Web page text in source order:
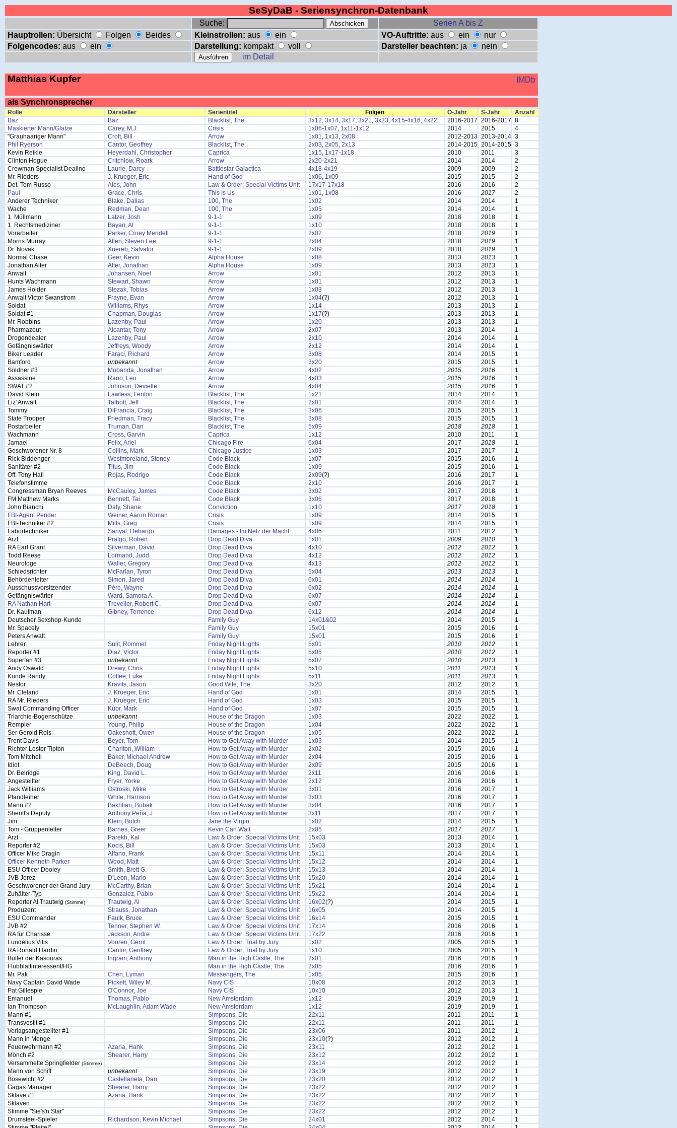
SeSyDaB - Seriensynchron-Datenbank
Suche:
Serien A bis Z
Hauptrollen: Übersicht Folgen Beides Kleinstrollen: aus ein VO-Auftritte: aus ein
nur
Folgencodes: aus ein Darstellung: kompakt voll Darsteller beachten: ja
nein
im Detail
Matthias Kupfer IMDb
als Synchronsprecher
Rolle Darsteller Serientitel Folgen O-Jahr S-Jahr
Anzahl
Baz
Baz Blacklist, The 3x12, 3x14, 3x17, 3x21, 3x23, 4x15-4x16, 4x22 2016-2017 2016-2017 8
Maskierter Mann/Glatze
Carey, M.J. Crisis 1x06-1x07, 1x11-1x12 2014 2015
4
"Grauhaariger Mann"
Croft, Bill Arrow 1x01, 1x13, 2x08 2012-2013 2013-2014 3
Phil Ryerson
Cantor, Geoffrey Blacklist, The 2x03, 2x05, 2x13 2014-2015 2014-2015 3
Kevin Reikle
Heyerdahl, Christopher Caprica 1x15, 1x17-1x18 2010 2011
3
Clinton Hogue
Critchlow, Roark Arrow 2x20-2x21 2014 2014
2
Crewman Specialist Dealino
Laurie, Darcy Battlestar Galactica 4x18-4x19 2009 2009
2
Mr. Rieders
J. Krueger, Eric Hand of God 1x06, 1x09 2015 2015
2
Det. Tom Russo
Ales, John Law & Order: Special Victims Unit 17x17-17x18 2016 2016
2
Paul
Grace, Chris This Is Us 1x01, 1x08 2016 2017
2
Anderer Techniker
Blake, Dalias 100, The 1x02 2014 2014
1
Wache
Redman, Dean 100, The 1x05 2014 2014
1
1. Müllmann
Latzer, Josh 9-1-1 1x09 2018 2018
1
1. Rechtsmediziner
Bayan, Al 9-1-1 1x10 2018 2018
1
Vorarbeiter
Parker, Corey Mendell 9-1-1 2x02 2018 2019
1
Morris Murray
Allen, Steven Lee 9-1-1 2x04 2018 2019
1
Dr. Novak
Xuereb, Salvator 9-1-1 2x09 2018 2019
1
Normal Chase
Geer, Kevin Alpha House 1x08 2013 2013
1
Jonathan Alter
Alter, Jonathan Alpha House 1x09 2013 2013
1
Anwalt
Johansen, Noel Arrow 1x01 2012 2013
1
Hunts Wachmann
Stewart, Shawn Arrow 1x01 2012 2013
1
James Holder
Slezak, Tobias Arrow 1x03 2012 2013
1
Anwalt Victor Swanstrom
Frayne, Evan Arrow 1x04(?) 2012 2013
1
Soldat
Williams, Rhys Arrow 1x14 2013 2013
1
Soldat #1
Chapman, Douglas Arrow 1x17(?) 2013 2013
1
Mr. Robbins
Lazenby, Paul Arrow 1x20 2013 2013
1
Pharmazeut
Alcantar, Tony Arrow 2x07 2013 2014
1
Drogendealer
Lazenby, Paul Arrow 2x10 2014 2014
1
Gefängniswärter
Jeffreys, Woody Arrow 2x12 2014 2014
1
Biker Leader
Faraci, Richard Arrow 3x08 2014 2015
1
Bamford
unbekannt Arrow 3x20 2015 2015
1
Söldner #3
Mubanda, Jonathan Arrow 4x02 2015 2016
1
Assassine
Rano, Leo Arrow 4x03 2015 2016
1
SWAT #2
Johnson, Devielle Arrow 4x04 2015 2016
1
David Klein
Lawless, Fenton Blacklist, The 1x21 2014 2014
1
Liz' Anwalt
Talbott, Jeff Blacklist, The 2x01 2014 2014
1
Tommy
DiFrancia, Craig Blacklist, The 3x06 2015 2015
1
State Trooper
Friedman, Tracy Blacklist, The 3x08 2015 2015
1
Postarbeiter
Truman, Dan Blacklist, The 5x09 2018 2018
1
Wachmann
Cross, Garvin Caprica 1x12 2010 2011
1
Jamael
Felix, Ariel Chicago Fire 6x04 2017 2018
1
Geschworener Nr. 8
Collins, Mark Chicago Justice 1x03 2017 2017
1
Rick Biddenger
Westmoreland, Stoney Code Black 1x07 2015 2016
1
Sanitäter #2
Titus, Jim Code Black 1x09 2015 2016
1
Off. Tony Hall
Rojas, Rodrigo Code Black 2x09(?) 2016 2017
1
Telefonstimme
Code Black 2x10 2016 2017
1
Congressman Bryan Reeves
McCauley, James Code Black 3x02 2017 2018
1
FM Matthew Marks
Bennett, Tai Code Black 3x06 2017 2018
1
John Bianchi
Daly, Shane Conviction 1x10 2017 2018
1
FBI-Agent Pender
Weiner, Aaron Roman Crisis 1x09 2014 2015
1
FBI-Techniker #2
Mills, Greg Crisis 1x09 2014 2015
1
Labortechniker
Sanyal, Debargo Damages - Im Netz der Macht 4x05 2011 2012
1
Arzt
Pralgo, Robert Drop Dead Diva 1x01 2009 2010
1
RA Earl Grant
Silverman, David Drop Dead Diva 4x10 2012 2012
1
Todd Reese
Lormand, Judd Drop Dead Diva 4x12 2012 2012
1
Neurologe
Waller, Gregory Drop Dead Diva 4x13 2012 2012
1
Schiedsrichter
McFarlan, Tyron Drop Dead Diva 5x04 2013 2013
1
Behördenleiter
Simon, Jared Drop Dead Diva 6x01 2014 2014
1
Ausschussvorsitzender
Pére, Wayne Drop Dead Diva 6x02 2014 2014
1
Gefängniswärter
Ward, Samora A. Drop Dead Diva 6x07 2014 2014
1
RA Nathan Hart
Treveiler, Robert C. Drop Dead Diva 6x07 2014 2014
1
Dr. Kaufman
Gibney, Terrence Drop Dead Diva 6x12 2014 2014
1
Deutscher Sexshop-Kunde
Family Guy 14x01&02 2014 2015
1
Mr. Spacely
Family Guy 15x01 2015 2016
1
Peters Anwalt
Family Guy 15x01 2015 2016
1
Lehrer
Sulit, Rommel Friday Night Lights 5x01 2010 2012
1
Reporter #1
Diaz, Victor Friday Night Lights 5x05 2010 2012
1
Superfan #3
unbekannt Friday Night Lights 5x07 2010 2013
1
Andy Oswald
Drewy, Chris Friday Night Lights 5x10 2011 2013
1
Kunde Randy
Coffee, Luke Friday Night Lights 5x11 2011 2013
1
Nestor
Kravits, Jason Good Wife, The 3x20 2012 2012
1
Mr. Cleland
J. Krueger, Eric Hand of God 1x01 2014 2015
1
RA Mr. Rieders
J. Krueger, Eric Hand of God 1x03 2015 2015
1
Swat Commanding Officer
Kubr, Mark Hand of God 1x07 2015 2015
1
Triarchie-Bogenschütze
unbekannt House of the Dragon 1x03 2022 2022
1
Rempler
Young, Philip House of the Dragon 1x04 2022 2022
1
Ser Gerold Rois
Oakeshott, Owen House of the Dragon 1x05 2022 2022
1
Trent Davis
Beyer, Tom How to Get Away with Murder 1x03 2014 2015
1
Richter Lester Tipton
Charlton, William How to Get Away with Murder 2x02 2015 2016
1
Tom Mitchell
Baker, Michael Andrew How to Get Away with Murder 2x04 2015 2016
1
Idiot
DeBeech, Doug How to Get Away with Murder 2x09 2015 2016
1
Dr. Belridge
King, David L. How to Get Away with Murder 2x11 2016 2016
1
Angestellter
Fryer, Yorke How to Get Away with Murder 2x12 2016 2016
1
Jack Williams
Ostroski, Mike How to Get Away with Murder 3x01 2016 2017
1
Pfandleiher
White, Harrison How to Get Away with Murder 3x03 2016 2017
1
Mann #2
Bakhtiari, Bobak How to Get Away with Murder 3x04 2016 2017
1
Sheriff's Deputy
Anthony Peña, J. How to Get Away with Murder 3x11 2017 2017
1
Jim
Klein, Butch Jane the Virgin 1x02 2014 2015
1
Tom - Gruppenleiter
Barnes, Greer Kevin Can Wait 2x05 2017 2017
1
Arzt
Parekh, Kal Law & Order: Special Victims Unit 15x03 2013 2014
1
Reporter #2
Kocis, Bill Law & Order: Special Victims Unit 15x03 2013 2014
1
Officer Mike Dragin
Alfano, Frank Law & Order: Special Victims Unit 15x11 2014 2014
1
Officer Kenneth Parker
Wood, Matt Law & Order: Special Victims Unit 15x12 2014 2014
1
ESU Officer Dooley
Smith, Brett G. Law & Order: Special Victims Unit 15x13 2014 2014
1
JVB Jerez
D'Leon, Mario Law & Order: Special Victims Unit 15x20 2014 2014
1
Geschworener der Grand Jury
McCarthy, Brian Law & Order: Special Victims Unit 15x21 2014 2014
1
Zuhälter-Typ
Gonzalez, Pablo Law & Order: Special Victims Unit 15x22 2014 2014
1
Reporter Al Trautwig (Stimme) Trautwig, Al Law & Order: Special Victims Unit 16x02(?) 2014 2015
1
Produzent
Strauss, Jonathan Law & Order: Special Victims Unit 16x05 2014 2015
1
ESU Commander
Faulk, Bruce Law & Order: Special Victims Unit 16x14 2015 2015
1
JVB #2
Tenner, Stephen W. Law & Order: Special Victims Unit 17x14 2016 2016
1
RA für Charisse
Jackson, Andre Law & Order: Special Victims Unit 17x22 2016 2016
1
Lundelius Vilis
Vooren, Gerrit Law & Order: Trial by Jury 1x02 2005 2015
1
RA Ronald Hardin
Cantor, Geoffrey Law & Order: Trial by Jury 1x10 2005 2015
1
Butler der Kasouras
Ingram, Anthony Man in the High Castle, The 2x01 2016 2016
1
Flubblattinteressent/HG
Man in the High Castle, The 2x05 2016 2016
1
Mr. Pak
Chen, Lyman Messengers, The 1x05 2015 2016
1
Navy Captain David Wade
Pickett, Wiley M. Navy CIS 10x08 2012 2013
1
Pat Gillespie
O'Connor, Joe Navy CIS 10x10 2012 2013
1
Emanuel
Thomas, Pablo New Amsterdam 1x12 2019 2019
1
Ian Thompson
McLaughlin, Adam Wade New Amsterdam 1x12 2019 2019
1
Mann #1
Simpsons, Die 22x11 2011 2011
1
Transvestit #1
Simpsons, Die 22x11 2011 2011
1
Verlagsangestellter #1
Simpsons, Die 23x06 2011 2012
1
Mann in Menge
Simpsons, Die 23x10(?) 2012 2012
1
Feuerwehrmann #2
Azaria, Hank Simpsons, Die 23x11 2012 2012
1
Mönch #2
Shearer, Harry Simpsons, Die 23x12 2012 2012
1
Versammelte Springfielder (Stimme) Simpsons, Die 23x14 2012 2012
1
Mann von Schiff
unbekannt Simpsons, Die 23x19 2012 2012
1
Bösewicht #2
Castellaneta, Dan Simpsons, Die 23x20 2012 2012
1
Gagas Manager
Shearer, Harry Simpsons, Die 23x22 2012 2012
1
Sklave #1
Azaria, Hank Simpsons, Die 23x22 2012 2012
1
Sklaven
Simpsons, Die 23x22 2012 2012
1
Stimme "Sie's'n Star"
Simpsons, Die 23x22 2012 2012
1
Drumsteel-Spieler
Richardson, Kevin Michael Simpsons, Die 24x01 2012 2014
1